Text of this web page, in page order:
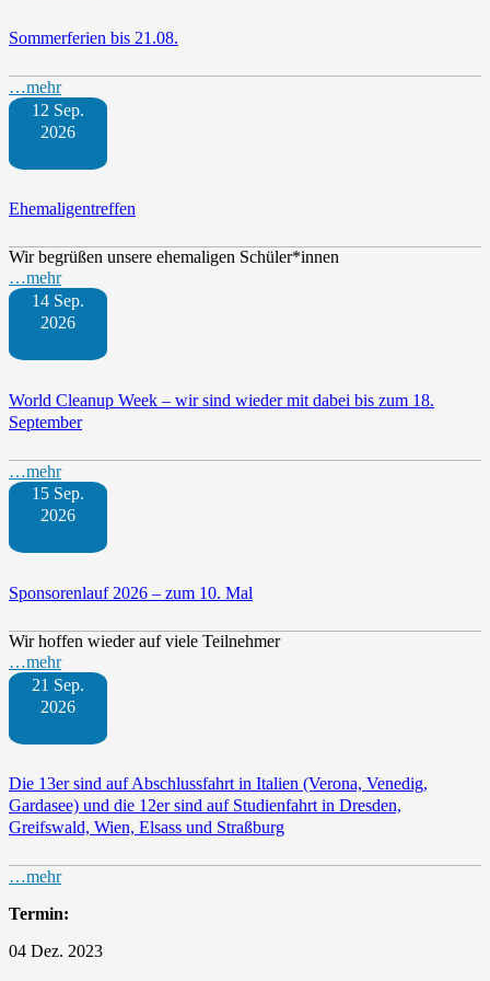
Sommerferien bis 21.08.
…mehr
12 Sep.
2026
Ehemaligentreffen
Wir begrüßen unsere ehemaligen Schüler*innen
…mehr
14 Sep.
2026
World Cleanup Week – wir sind wieder mit dabei bis zum 18.
September
…mehr
15 Sep.
2026
Sponsorenlauf 2026 – zum 10. Mal
Wir hoffen wieder auf viele Teilnehmer
…mehr
21 Sep.
2026
Die 13er sind auf Abschlussfahrt in Italien (Verona, Venedig,
Gardasee) und die 12er sind auf Studienfahrt in Dresden,
Greifswald, Wien, Elsass und Straßburg
…mehr
Termin:
04 Dez. 2023